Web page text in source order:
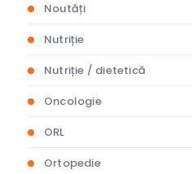
Noutăți
Nutriție
Nutriție / dietetică
Oncologie
ORL
Ortopedie